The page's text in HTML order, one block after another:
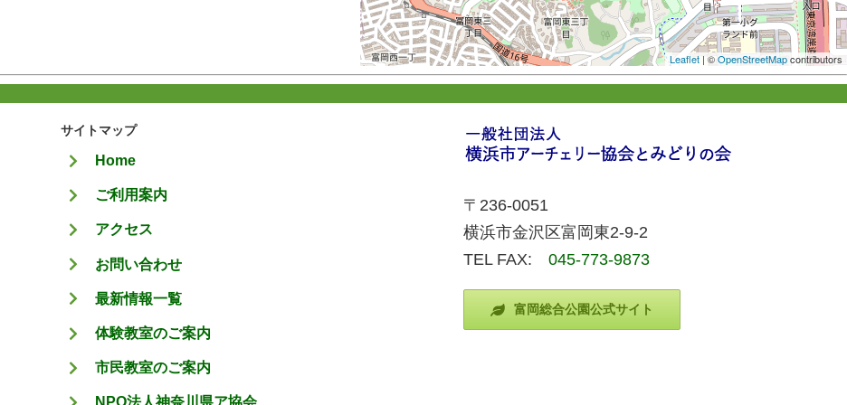
Leaflet | ©OpenStreetMapcontributors
サイトマップ
Home
ご利用案内
アクセス
お問い合わせ
最新情報一覧
体験教室のご案内
市民教室のご案内
〒236-0051
横浜市金沢区富岡東2-9-2
TEL FAX:045-773-9873
富岡総合公園公式サイト